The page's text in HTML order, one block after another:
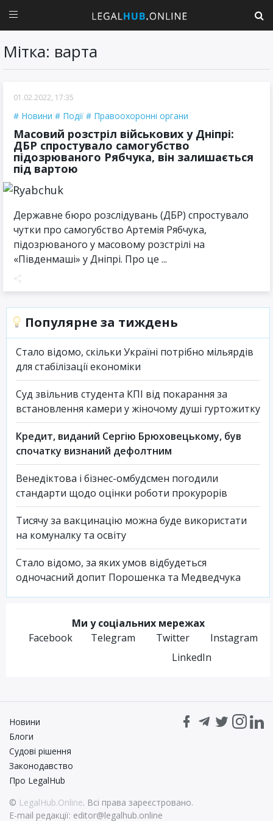
Мітка: варта
01.02.2022, 17:35
Новини Події Правоохоронні органи
Масовий розстріл військових у Дніпрі:
ДБР спростувало самогубство
підозрюваного Рябчука, він залишається
під вартою
Державне бюро розслідувань (ДБР) спростувало
чутки про самогубство Артемія Рябчука,
підозрюваного у масовому розстрілі на
«Південмаші» у Дніпрі. Про це ...
Популярне за тиждень
Стало відомо, скільки Україні потрібно мільярдів
для стабілізації економіки
Суд звільнив студента КПІ від покарання за
встановлення камери у жіночому душі гуртожитку
Кредит, виданий Сергію Брюховецькому, був
спочатку визнаний дефолтним
Венедіктова і бізнес-омбудсмен погодили
стандарти щодо оцінки роботи прокурорів
Тисячу за вакцинацію можна буде використати
на комуналку та освіту
Стало відомо, за яких умов відбудеться
одночасний допит Порошенка та Медведчука
Ми у соціальних мережах
Facebook
Telegram Twitter
Instagram
LinkedIn
© LegalHub.Online. Всі права зареєстровано.
E-mail редакції: editor@legalhub.online
Новини
Блоги
Судові рішення
Законодавство
Про LegalHub